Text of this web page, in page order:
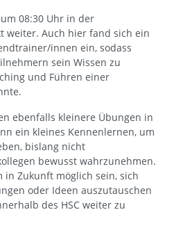
08:30 Uhr in der
weiter. Auch hier fand sich ein
innen ein, sodass
sein Wissen zu
und Führen einer
ebenfalls kleinere Übungen in
ein kleines Kennenlernen, um
bislang nicht
bewusst wahrzunehmen.
in Zukunft möglich sein, sich
oder Ideen auszutauschen
des HSC weiter zu